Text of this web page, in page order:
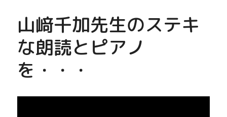
山﨑千加先生のステキ
な朗読とピアノ
を・・・